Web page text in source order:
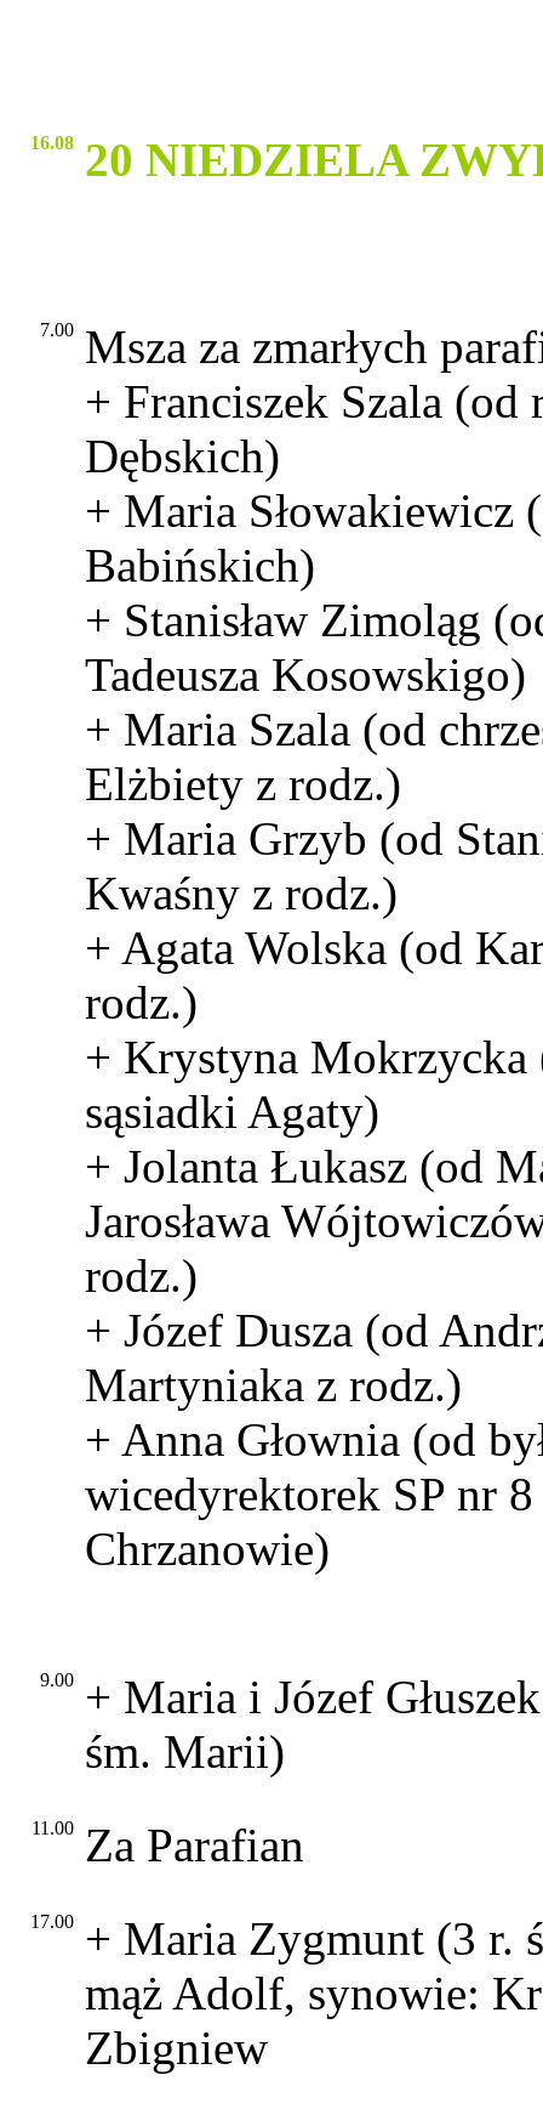
16.08 20 NIEDZIELA
7.00 Msza za zmarłych
+ Franciszek Szala (od
Dębskich)
+ Maria Słowakiewicz
Babińskich)
+ Stanisław Zimoląg
Tadeusza Kosowskigo)
+ Maria Szala (od
Elżbiety z rodz.)
+ Maria Grzyb (od
Kwaśny z rodz.)
+ Agata Wolska (od
rodz.)
+ Krystyna Mokrzycka
sąsiadki Agaty)
+ Jolanta Łukasz (od
Jarosława
rodz.)
+ Józef Dusza (od
Martyniaka z rodz.)
+ Anna Głownia (od
wicedyrektorek SP nr
Chrzanowie)
9.00
+ Maria i Józef
śm. Marii)
11.00 Za Parafian
17.00
+ Maria Zygmunt (3 r.
mąż Adolf, synowie:
Zbigniew